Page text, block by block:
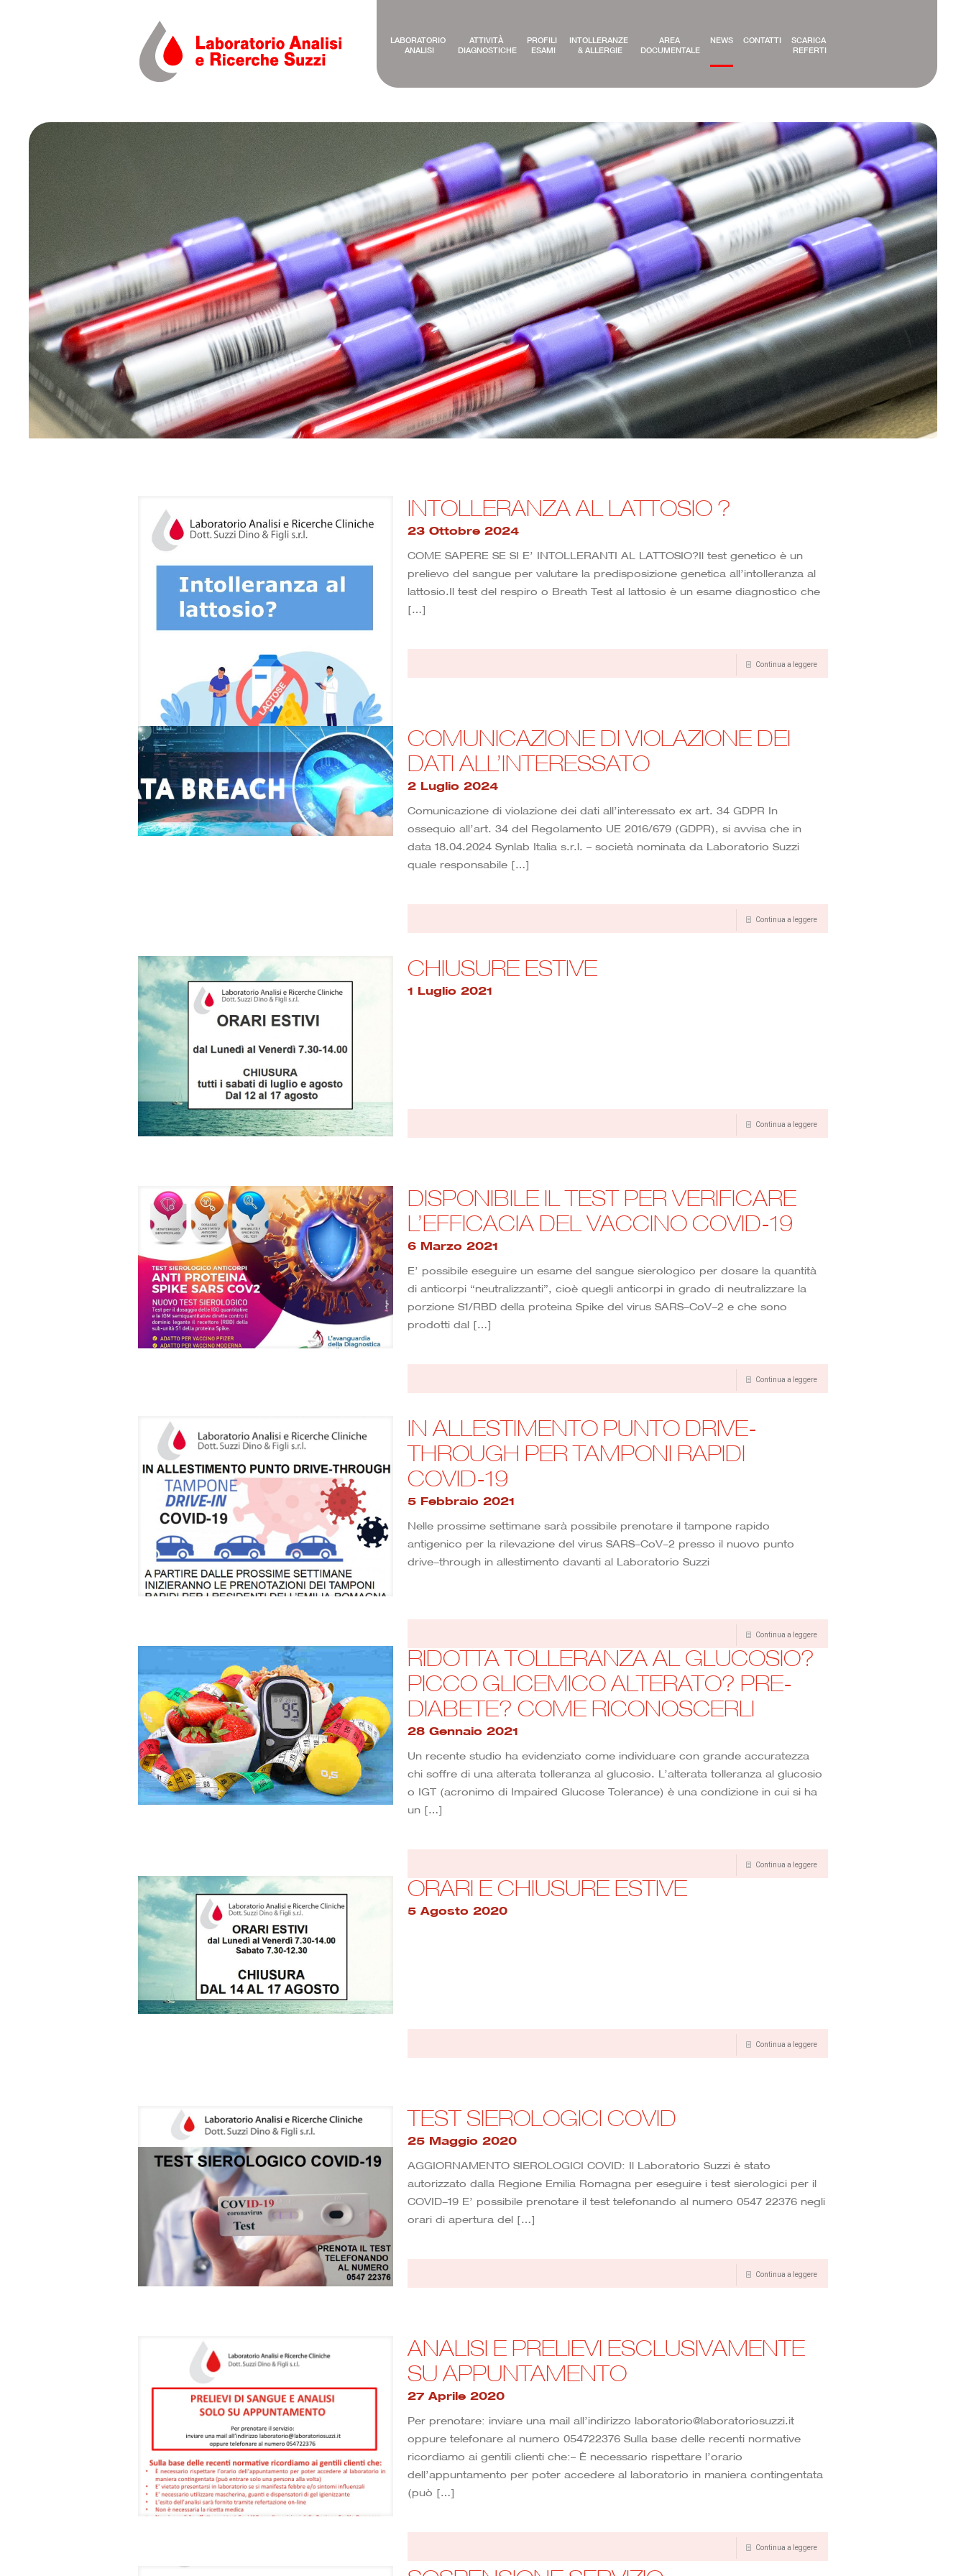
LABORATORIO
ANALISI
ATTIVITÀ
DIAGNOSTICHE
PROFILI
ESAMI
INTOLLERANZE
& ALLERGIE
AREA
DOCUMENTALE
NEWS CONTATTI
SCARICA
REFERTI
23 Ottobre 2024
INTOLLERANZA AL LATTOSIO ?
COME SAPERE SE SI E’ INTOLLERANTI AL LATTOSIO?Il test genetico è un
prelievo del sangue per valutare la predisposizione genetica all’intolleranza al
lattosio.Il test del respiro o Breath Test al lattosio è un esame diagnostico che
[…]
Continua a leggere
2 Luglio 2024
COMUNICAZIONE DI VIOLAZIONE DEI
DATI ALL’INTERESSATO
Comunicazione di violazione dei dati all’interessato ex art. 34 GDPR In
ossequio all’art. 34 del Regolamento UE 2016/679 (GDPR), si avvisa che in
data 18.04.2024 Synlab Italia s.r.l. – società nominata da Laboratorio Suzzi
quale responsabile […]
Continua a leggere
1 Luglio 2021
CHIUSURE ESTIVE
Continua a leggere
6 Marzo 2021
DISPONIBILE IL TEST PER VERIFICARE
L’EFFICACIA DEL VACCINO COVID-19
E’ possibile eseguire un esame del sangue sierologico per dosare la quantità
di anticorpi “neutralizzanti”, cioè quegli anticorpi in grado di neutralizzare la
porzione S1/RBD della proteina Spike del virus SARS-CoV-2 e che sono
prodotti dal […]
Continua a leggere
5 Febbraio 2021
IN ALLESTIMENTO PUNTO DRIVE-
THROUGH PER TAMPONI RAPIDI
COVID-19
Nelle prossime settimane sarà possibile prenotare il tampone rapido
antigenico per la rilevazione del virus SARS-CoV-2 presso il nuovo punto
drive-through in allestimento davanti al Laboratorio Suzzi
Continua a leggere
28 Gennaio 2021
RIDOTTA TOLLERANZA AL GLUCOSIO?
PICCO GLICEMICO ALTERATO? PRE-
DIABETE? COME RICONOSCERLI
Un recente studio ha evidenziato come individuare con grande accuratezza
chi soffre di una alterata tolleranza al glucosio. L’alterata tolleranza al glucosio
o IGT (acronimo di Impaired Glucose Tolerance) è una condizione in cui si ha
un […]
Continua a leggere
5 Agosto 2020
ORARI E CHIUSURE ESTIVE
Continua a leggere
25 Maggio 2020
TEST SIEROLOGICI COVID
AGGIORNAMENTO SIEROLOGICI COVID: Il Laboratorio Suzzi è stato
autorizzato dalla Regione Emilia Romagna per eseguire i test sierologici per il
COVID-19 E’ possibile prenotare il test telefonando al numero 0547 22376 negli
orari di apertura del […]
Continua a leggere
27 Aprile 2020
ANALISI E PRELIEVI ESCLUSIVAMENTE
SU APPUNTAMENTO
Per prenotare: inviare una mail all’indirizzo laboratorio@laboratoriosuzzi.it
oppure telefonare al numero 054722376 Sulla base delle recenti normative
ricordiamo ai gentili clienti che:– È necessario rispettare l’orario
dell’appuntamento per poter accedere al laboratorio in maniera contingentata
(può […]
Continua a leggere